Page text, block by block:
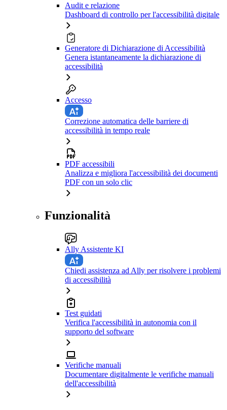
Audit e relazione
Dashboard di controllo per l'accessibilità digitale
Generatore di Dichiarazione di Accessibilità
Genera istantaneamente la dichiarazione di
accessibilità
Accesso
Correzione automatica delle barriere di
accessibilità in tempo reale
PDF accessibili
Analizza e migliora l'accessibilità dei documenti
PDF con un solo clic
Funzionalità
Ally Assistente KI
Chiedi assistenza ad Ally per risolvere i problemi
di accessibilità
Test guidati
Verifica l'accessibilità in autonomia con il
supporto del software
Verifiche manuali
Documentare digitalmente le verifiche manuali
dell'accessibilità